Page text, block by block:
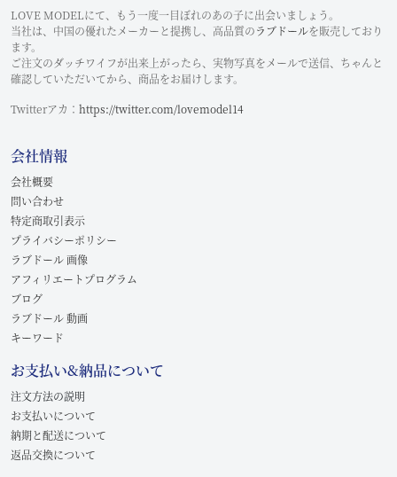
LOVE MODELにて、もう一度一目ぼれのあの子に出会いましょう。
当社は、中国の優れたメーカーと提携し、高品質のラブドールを販売しており
ます。
ご注文のダッチワイフが出来上がったら、実物写真をメールで送信、ちゃんと
確認していただいてから、商品をお届けします。
Twitterアカ： https://twitter.com/lovemodel14
会社情報
会社概要
問い合わせ
特定商取引表示
プライバシーポリシー
ラブドール 画像
アフィリエートプログラム
ブログ
ラブドール 動画
キーワード
お支払い&納品について
注文方法の説明
お支払いについて
納期と配送について
返品交換について